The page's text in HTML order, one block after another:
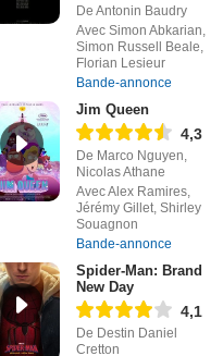
De Antonin Baudry
Avec Simon Abkarian,
Simon Russell Beale,
Florian Lesieur
Bande-annonce
Jim Queen
4,3
De Marco Nguyen,
Nicolas Athane
Avec Alex Ramires,
Jérémy Gillet, Shirley
Souagnon
Bande-annonce
Spider-Man: Brand
New Day
4,1
De Destin Daniel
Cretton